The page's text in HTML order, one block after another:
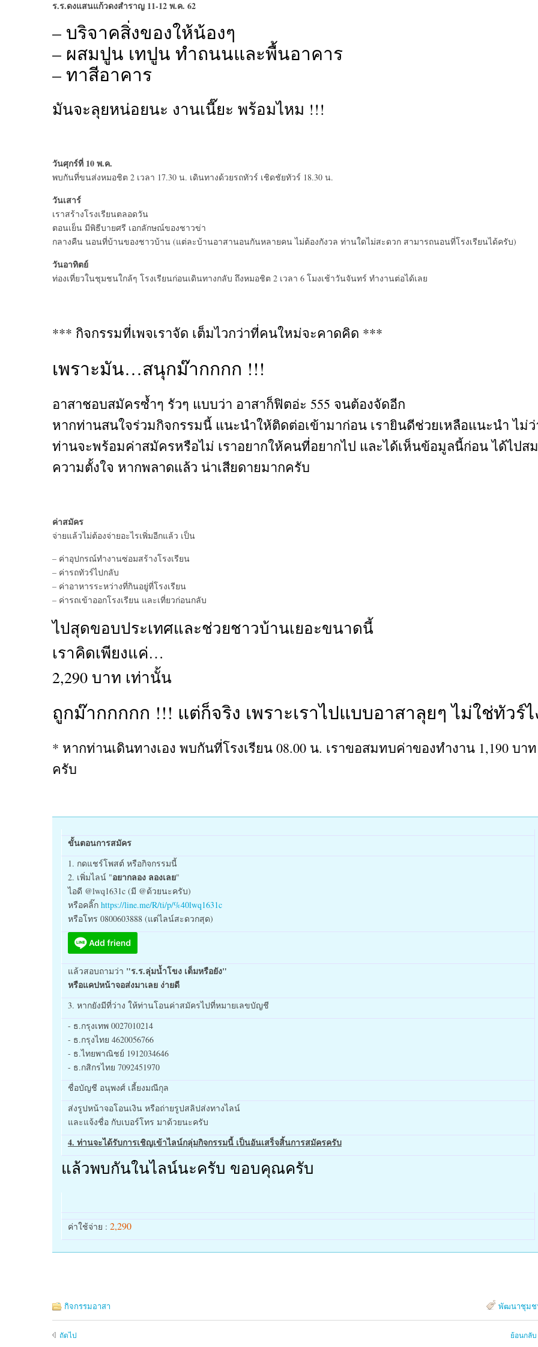
ร.ร.ดงแสนแก้วดงสำราญ 11-12 พ.ค. 62
– บริจาคสิ่งของให้น้องๆ
– ผสมปูน เทปูน ทำถนนและพื้นอาคาร
– ทาสีอาคาร
มันจะลุยหน่อยนะ งานเนี๊ยะ พร้อมไหม !!!
วันศุกร์ที่ 10 พ.ค.
พบกันที่ขนส่งหมอชิต 2 เวลา 17.30 น. เดินทางด้วยรถทัวร์ เชิดชัยทัวร์ 18.30 น.
วันเสาร์
เราสร้างโรงเรียนตลอดวัน
ตอนเย็น มีพิธีบายศรี เอกลักษณ์ของชาวข่า
กลางคืน นอนที่บ้านของชาวบ้าน (แต่ละบ้านอาสานอนกันหลายคน ไม่ต้องกังวล ท่านใดไม่สะดวก สามารถนอนที่โรงเรียนได้ครับ)
วันอาทิตย์
ท่องเที่ยวในชุมชนใกล้ๆ โรงเรียนก่อนเดินทางกลับ ถึงหมอชิต 2 เวลา 6 โมงเช้าวันจันทร์ ทำงานต่อได้เลย
*** กิจกรรมที่เพจเราจัด เต็มไวกว่าที่คนใหม่จะคาดคิด ***
เพราะมัน…สนุกม๊ากกกก !!!
อาสาชอบสมัครซ้ำๆ รัวๆ แบบว่า อาสาก็ฟิตอ่ะ 555 จนต้องจัดอีก
หากท่านสนใจร่วมกิจกรรมนี้ แนะนำให้ติดต่อเข้ามาก่อน เรายินดีช่วยเหลือแนะนำ ไม่
ท่านจะพร้อมค่าสมัครหรือไม่ เราอยากให้คนที่อยากไป และได้เห็นข้อมูลนี้ก่อน ได้ไปสม
ความตั้งใจ หากพลาดแล้ว น่าเสียดายมากครับ
ค่าสมัคร
จ่ายแล้วไม่ต้องจ่ายอะไรเพิ่มอีกแล้ว เป็น
– ค่าอุปกรณ์ทำงานซ่อมสร้างโรงเรียน
– ค่ารถทัวร์ไปกลับ
– ค่าอาหารระหว่างที่กินอยู่ที่โรงเรียน
– ค่ารถเข้าออกโรงเรียน และเที่ยวก่อนกลับ
ไปสุดขอบประเทศและช่วยชาวบ้านเยอะขนาดนี้
เราคิดเพียงแค่…
2,290 บาท เท่านั้น
ถูกม๊ากกกกก !!! แต่ก็จริง เพราะเราไปแบบอาสาลุยๆ ไม่ใช่ทัวร์ไ
* หากท่านเดินทางเอง พบกันที่โรงเรียน 08.00 น. เราขอสมทบค่าของทำงาน 1,190 บาท
ครับ
ขั้นตอนการสมัคร
1. กดแชร์โพสต์ หรือกิจกรรมนี้
2. เพิ่มไลน์ "อยากลอง ลองเลย"
ไอดี @lwq1631c (มี @ด้วยนะครับ)
หรือคลิ๊ก https://line.me/R/ti/p/%40lwq1631c
หรือโทร 0800603888 (แต่ไลน์สะดวกสุด)
แล้วสอบถามว่า "ร.ร.ลุ่มน้ำโขง เต็มหรือยัง"
หรือแคปหน้าจอส่งมาเลย ง่ายดี
3. หากยังมีที่ว่าง ให้ท่านโอนค่าสมัครไปที่หมายเลขบัญชี
- ธ.กรุงเทพ 0027010214
- ธ.กรุงไทย 4620056766
- ธ.ไทยพาณิชย์ 1912034646
- ธ.กสิกรไทย 7092451970
ชื่อบัญชี อนุพงศ์ เลี้ยงมณีกุล
ส่งรูปหน้าจอโอนเงิน หรือถ่ายรูปสลิปส่งทางไลน์
และแจ้งชื่อ กับเบอร์โทร มาด้วยนะครับ
4. ท่านจะได้รับการเชิญเข้าไลน์กลุ่มกิจกรรมนี้ เป็นอันเสร็จสิ้นการสมัครครับ
แล้วพบกันในไลน์นะครับ ขอบคุณครับ
ค่าใช้จ่าย : 2,290
กิจกรรมอาสา พัฒนาชุม
ถัดไป ย้อนกลับ